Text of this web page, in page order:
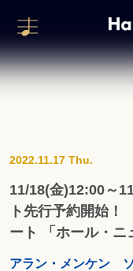
2022.11.17 Thu.
11/18(金)12:00～
ト先行予約開始
ート 「ホール・ニ
アラン・メンケン